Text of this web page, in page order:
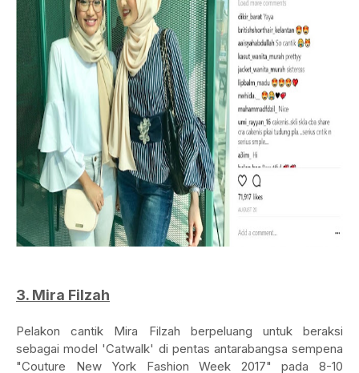
3. Mira Filzah
Pelakon cantik Mira Filzah berpeluang untuk beraksi
sebagai model 'Catwalk' di pentas antarabangsa sempena
"Couture New York Fashion Week 2017" pada 8-10